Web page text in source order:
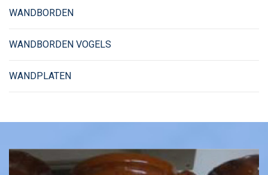
WANDBORDEN
WANDBORDEN VOGELS
WANDPLATEN